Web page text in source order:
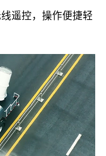
遥控，操作便捷轻